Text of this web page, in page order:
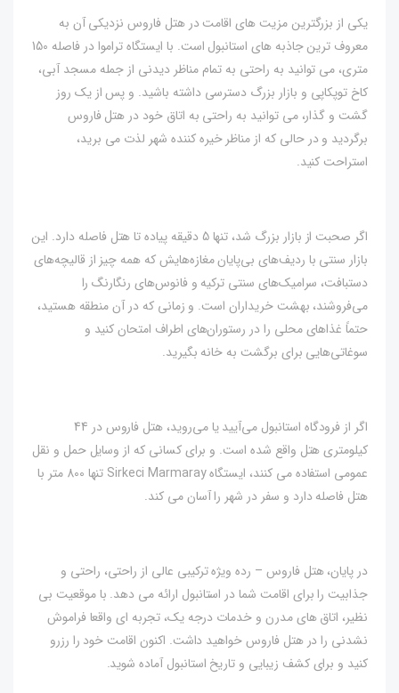
یکی از بزرگترین مزیت های اقامت در هتل فاروس نزدیکی آن به
معروف ترین جاذبه های استانبول است. با ایستگاه تراموا در فاصله 150
متری، می توانید به راحتی به تمام مناظر دیدنی از جمله مسجد آبی،
کاخ توپکاپی و بازار بزرگ دسترسی داشته باشید. و پس از یک روز
گشت و گذار، می توانید به راحتی به اتاق خود در هتل فاروس
برگردید و در حالی که از مناظر خیره کننده شهر لذت می برید،
استراحت کنید.
اگر صحبت از بازار بزرگ شد، تنها 5 دقیقه پیاده تا هتل فاصله دارد. این
بازار سنتی با ردیف‌های بی‌پایان مغازه‌هایش که همه چیز از قالیچه‌های
دستبافت، سرامیک‌های سنتی ترکیه و فانوس‌های رنگارنگ را
می‌فروشند، بهشت ​​خریداران است. و زمانی که در آن منطقه هستید،
حتماً غذاهای محلی را در رستوران‌های اطراف امتحان کنید و
سوغاتی‌هایی برای برگشت به خانه بگیرید.
اگر از فرودگاه استانبول می‌آیید یا می‌روید، هتل فاروس در 44
کیلومتری هتل واقع شده است. و برای کسانی که از وسایل حمل و نقل
عمومی استفاده می کنند، ایستگاه Sirkeci Marmaray تنها 800 متر با
هتل فاصله دارد و سفر در شهر را آسان می کند.
در پایان، هتل فاروس – رده ویژه ترکیبی عالی از راحتی، راحتی و
جذابیت را برای اقامت شما در استانبول ارائه می دهد. با موقعیت بی
نظیر، اتاق های مدرن و خدمات درجه یک، تجربه ای واقعا فراموش
نشدنی را در هتل فاروس خواهید داشت. اکنون اقامت خود را رزرو
کنید و برای کشف زیبایی و تاریخ استانبول آماده شوید.